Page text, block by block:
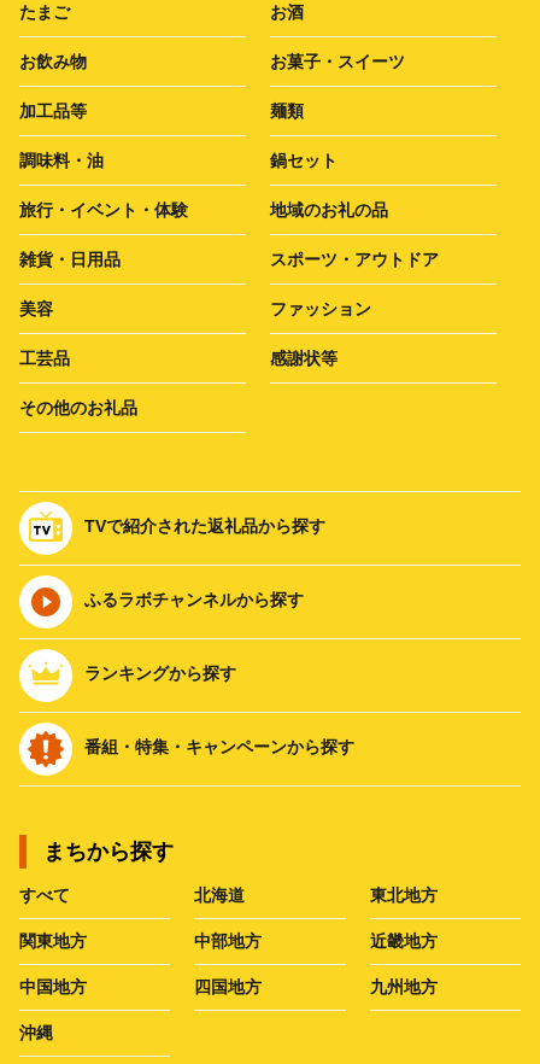
たまご お酒
お飲み物 お菓子・スイーツ
加工品等 麺類
調味料・油 鍋セット
旅行・イベント・体験 地域のお礼の品
雑貨・日用品 スポーツ・アウトドア
美容 ファッション
工芸品 感謝状等
その他のお礼品
TVで紹介された返礼品から探す
ふるラボチャンネルから探す
ランキングから探す
番組・特集・キャンペーンから探す
まちから探す
すべて 北海道 東北地方
関東地方 中部地方 近畿地方
中国地方 四国地方 九州地方
沖縄